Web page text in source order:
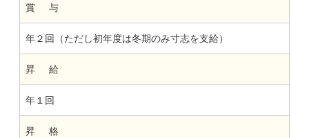
賞 与
年２回（ただし初年度は冬期のみ寸志を支給）
昇 給
年１回
昇 格